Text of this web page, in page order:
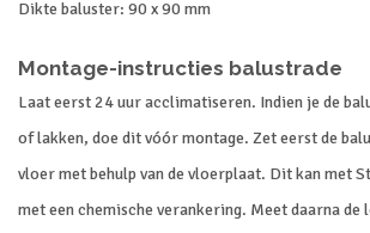
Dikte baluster: 90 x 90 mm
Montage-instructies balustrade
Laat eerst 24 uur acclimatiseren. Indien je de
of lakken, doe dit vóór montage. Zet eerst de
vloer met behulp van de vloerplaat. Dit kan met
met een chemische verankering. Meet daarna de